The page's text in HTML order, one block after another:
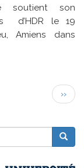
soutient son
d’HDR le 19
Amiens dans
Page
››